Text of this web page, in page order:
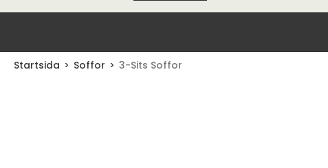
Startsida Soffor 3-Sits Soffor